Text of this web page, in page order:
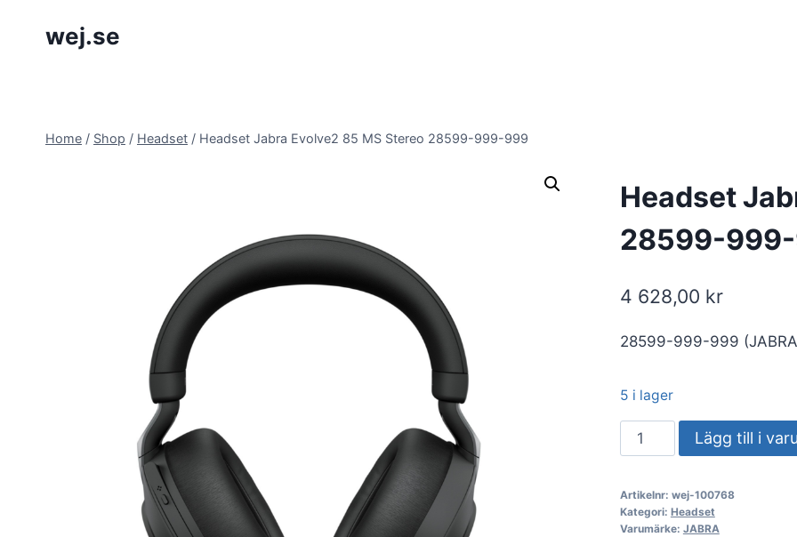
wej.se
Home / Shop / Headset / Headset Jabra Evolve2 85 MS Stereo 28599-999-999
Headset
28599-
4 628,00 kr
28599-999-999
5 i lager
Headset
Jabra
85
MS
Lägg till i
Artikelnr: wej-100768
Kategori: Headset
Varumärke: JABRA